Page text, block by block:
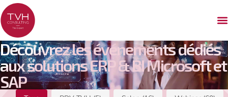
Découvrez les événements dédiés
aux solutions ERP & BI Microsoft et
SAP